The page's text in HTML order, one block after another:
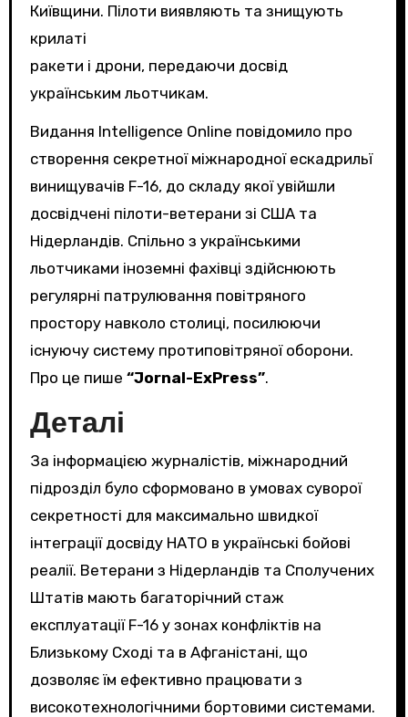
Київщини. Пілоти виявляють та знищують
крилаті
ракети і дрони, передаючи досвід
українським льотчикам.
Видання Intelligence Online повідомило про
створення секретної міжнародної ескадрильї
винищувачів F-16, до складу якої увійшли
досвідчені пілоти-ветерани зі США та
Нідерландів. Спільно з українськими
льотчиками іноземні фахівці здійснюють
регулярні патрулювання повітряного
простору навколо столиці, посилюючи
існуючу систему протиповітряної оборони.
Про це пише “Jornal-ExPress”.
Деталі
За інформацією журналістів, міжнародний
підрозділ було сформовано в умовах суворої
секретності для максимально швидкої
інтеграції досвіду НАТО в українські бойові
реалії. Ветерани з Нідерландів та Сполучених
Штатів мають багаторічний стаж
експлуатації F-16 у зонах конфліктів на
Близькому Сході та в Афганістані, що
дозволяє їм ефективно працювати з
високотехнологічними бортовими системами.